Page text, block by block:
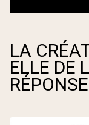
LA
ELLE DE